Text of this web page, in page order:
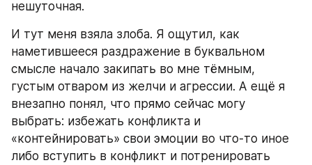
нешуточная.
И тут меня взяла злоба. Я ощутил, как
наметившееся раздражение в буквальном
смысле начало закипать во мне тёмным,
густым отваром из желчи и агрессии. А ещё я
внезапно понял, что прямо сейчас могу
выбрать: избежать конфликта и
«контейнировать» свои эмоции во что-то иное
либо вступить в конфликт и потренировать